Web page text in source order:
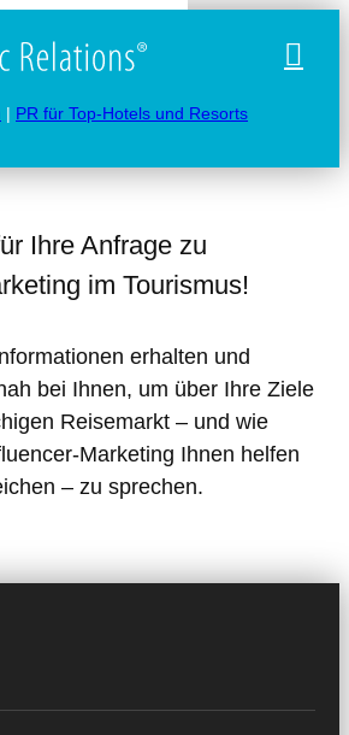
| PR für Top-Hotels und Resorts
Ihre Anfrage zu
im Tourismus!
erhalten und
bei Ihnen, um über Ihre Ziele
Reisemarkt – und wie
Marketing Ihnen helfen
– zu sprechen.